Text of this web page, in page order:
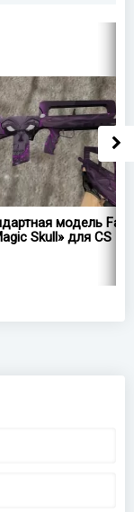
модель
Skull» для CS 1.6